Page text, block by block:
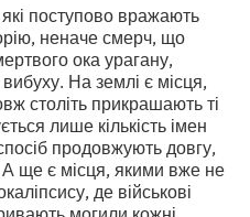
поступово вражають
неначе смерч, що
ока урагану,
На землі є місця,
століть прикрашають ті
лише кількість імен
продовжують довгу,
А ще є місця, якими вже не
де військові